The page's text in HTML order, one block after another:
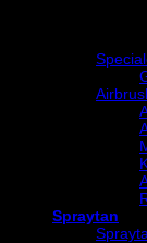
Spraytan